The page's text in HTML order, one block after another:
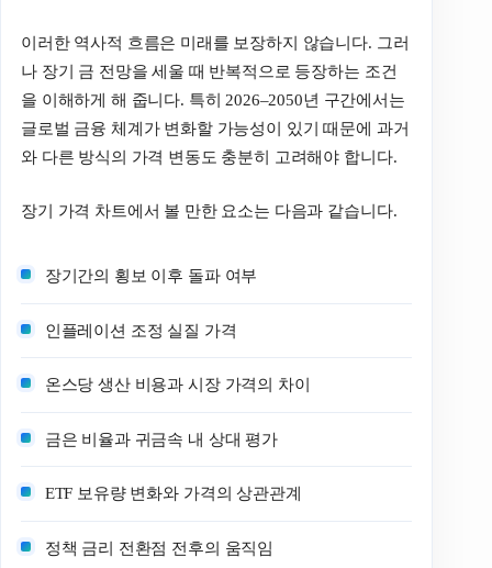
이러한 역사적 흐름은 미래를 보장하지 않습니다. 그러
나 장기 금 전망을 세울 때 반복적으로 등장하는 조건
을 이해하게 해 줍니다. 특히 2026–2050년 구간에서는
글로벌 금융 체계가 변화할 가능성이 있기 때문에 과거
와 다른 방식의 가격 변동도 충분히 고려해야 합니다.
장기 가격 차트에서 볼 만한 요소는 다음과 같습니다.
장기간의 횡보 이후 돌파 여부
인플레이션 조정 실질 가격
온스당 생산 비용과 시장 가격의 차이
금은 비율과 귀금속 내 상대 평가
ETF 보유량 변화와 가격의 상관관계
정책 금리 전환점 전후의 움직임